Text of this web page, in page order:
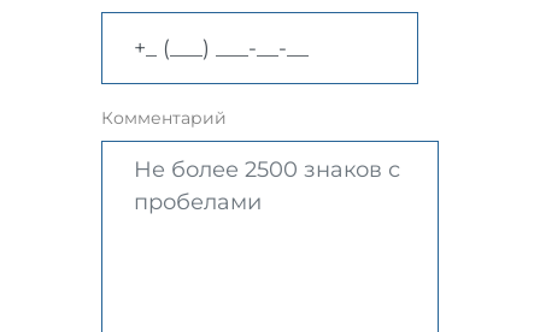
Комментарий